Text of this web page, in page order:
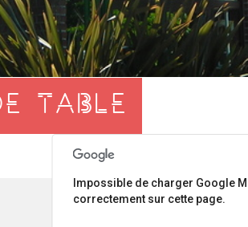
TABLE
Impossible de charger Google
correctement sur cette page.